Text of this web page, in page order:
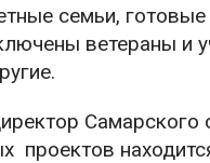
семьи,
ветераны и
Самарского
проектов